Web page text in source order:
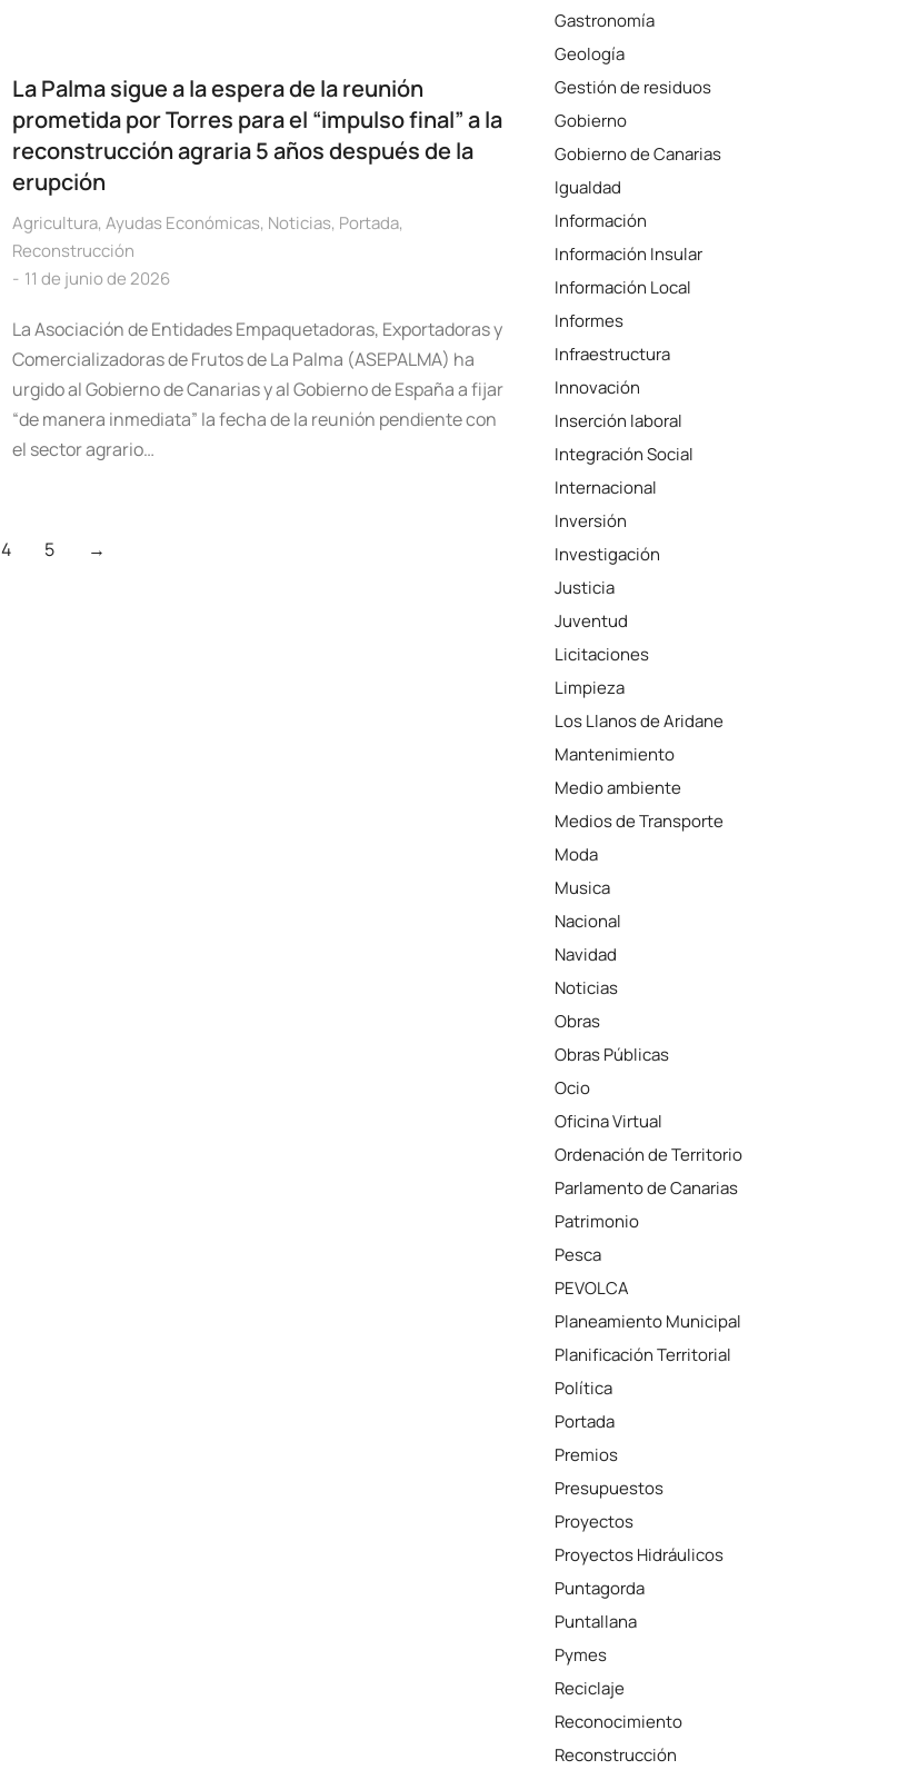
La Palma sigue a la espera de la reunión
prometida por Torres para el “impulso final” a la
reconstrucción agraria 5 años después de la
erupción
Agricultura, Ayudas Económicas, Noticias, Portada,
Reconstrucción
11 de junio de 2026
La Asociación de Entidades Empaquetadoras, Exportadoras y
Comercializadoras de Frutos de La Palma (ASEPALMA) ha
urgido al Gobierno de Canarias y al Gobierno de España a fijar
“de manera inmediata” la fecha de la reunión pendiente con
el sector agrario…
4 5 →
Gastronomía
Geología
Gestión de residuos
Gobierno
Gobierno de Canarias
Igualdad
Información
Información Insular
Información Local
Informes
Infraestructura
Innovación
Inserción laboral
Integración Social
Internacional
Inversión
Investigación
Justicia
Juventud
Licitaciones
Limpieza
Los Llanos de Aridane
Mantenimiento
Medio ambiente
Medios de Transporte
Moda
Musica
Nacional
Navidad
Noticias
Obras
Obras Públicas
Ocio
Oficina Virtual
Ordenación de Territorio
Parlamento de Canarias
Patrimonio
Pesca
PEVOLCA
Planeamiento Municipal
Planificación Territorial
Política
Portada
Premios
Presupuestos
Proyectos
Proyectos Hidráulicos
Puntagorda
Puntallana
Pymes
Reciclaje
Reconocimiento
Reconstrucción